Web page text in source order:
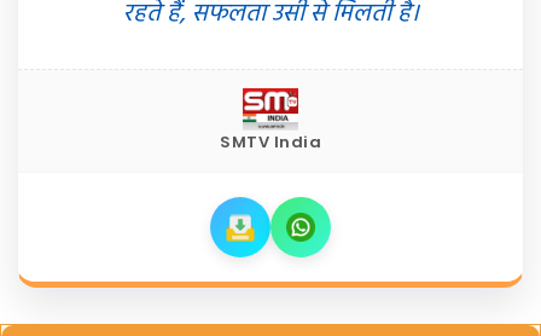
रहते हैं, सफलता उसी से मिलती है।
SMTV India